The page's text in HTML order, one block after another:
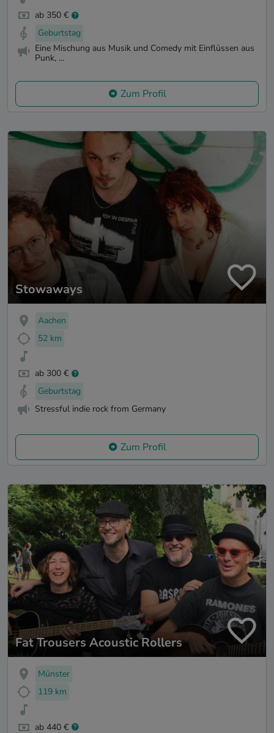
ab 350 €
Geburtstag
Eine Mischung aus Musik und Comedy mit Einflüssen aus
Punk, ...
Zum Profil
Stowaways
Aachen
52 km
ab 300 €
Geburtstag
Stressful indie rock from Germany
Zum Profil
Fat Trousers Acoustic Rollers
Münster
119 km
ab 440 €